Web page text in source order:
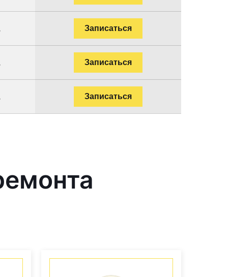
Записаться
Записаться
Записаться